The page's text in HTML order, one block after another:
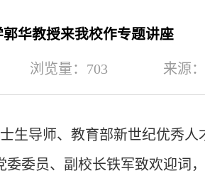
华教授来我校作专题讲座
浏览量： 703 来源
生导师、教育部新世纪优秀
委员、副校长铁军致欢迎词